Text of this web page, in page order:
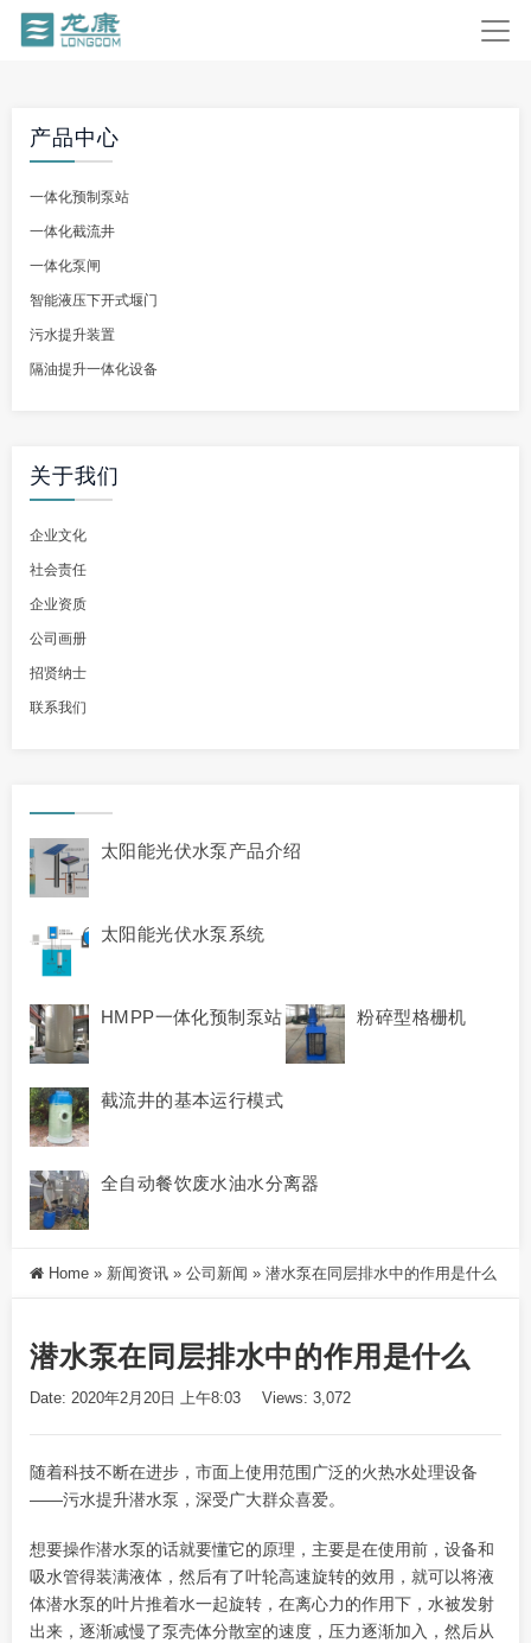
产品中心
一体化预制泵站
一体化截流井
一体化泵闸
智能液压下开式堰门
污水提升装置
隔油提升一体化设备
关于我们
企业文化
社会责任
企业资质
公司画册
招贤纳士
联系我们
太阳能光伏水泵产品介绍
太阳能光伏水泵系统
HMPP一体化预制泵站 粉碎型格栅机
截流井的基本运行模式
全自动餐饮废水油水分离器
Home » 新闻资讯 » 公司新闻 » 潜水泵在同层排水中的作用是什么
潜水泵在同层排水中的作用是什么
Date: 2020年2月20日 上午8:03 Views: 3,072
随着科技不断在进步，市面上使用范围广泛的火热水处理设备
——污水提升潜水泵，深受广大群众喜爱。
想要操作潜水泵的话就要懂它的原理，主要是在使用前，设备和
吸水管得装满液体，然后有了叶轮高速旋转的效用，就可以将液
体潜水泵的叶片推着水一起旋转，在离心力的作用下，水被发射
出来，逐渐减慢了泵壳体分散室的速度，压力逐渐加入，然后从